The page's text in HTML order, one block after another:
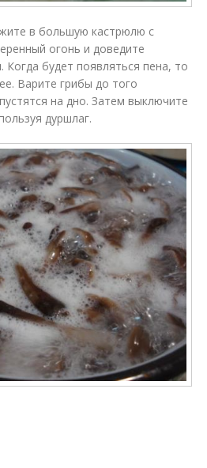
в большую кастрюлю с
огонь и доведите
будет появляться пена, то
Варите грибы до того
на дно. Затем выключите
дуршлаг.